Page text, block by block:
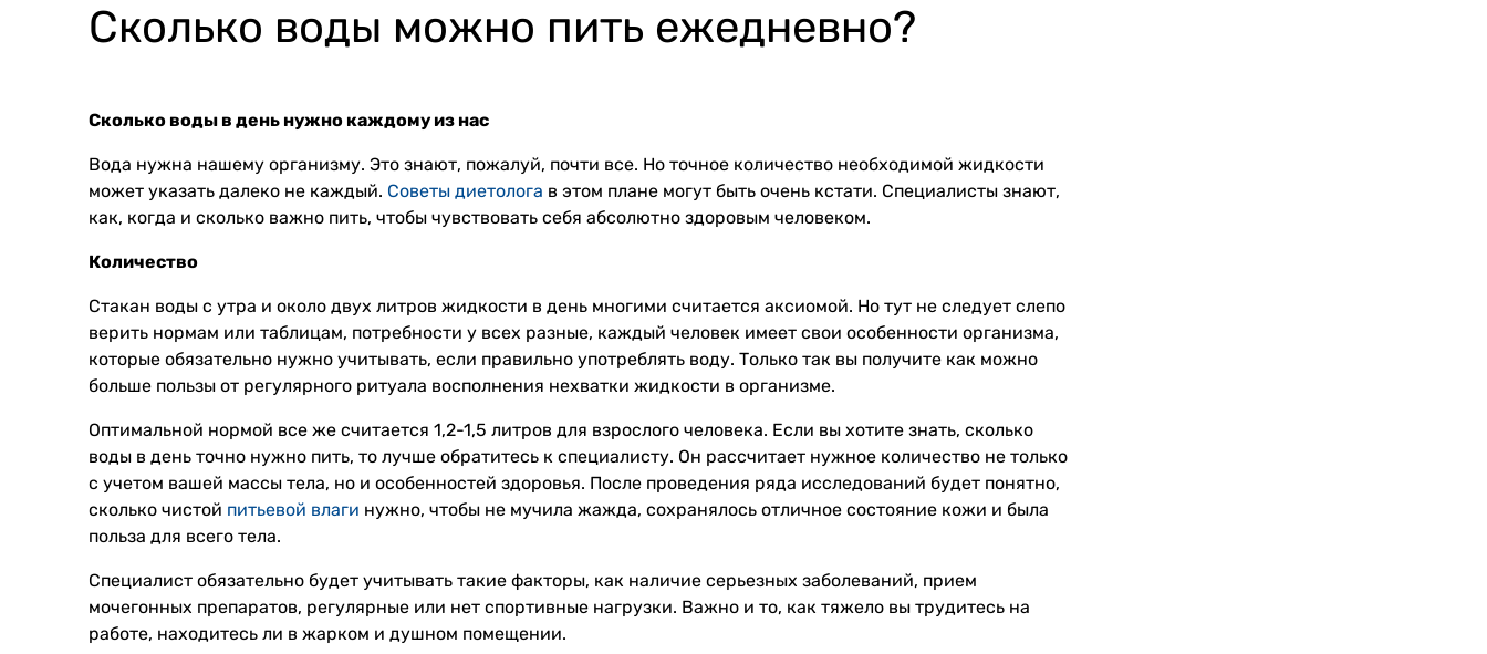
Сколько воды можно пить ежедневно?
Сколько воды в день нужно каждому из нас
Вода нужна нашему организму. Это знают, пожалуй, почти все. Но точное количество необходимой жидкости
может указать далеко не каждый. Советы диетолога в этом плане могут быть очень кстати. Специалисты знают,
как, когда и сколько важно пить, чтобы чувствовать себя абсолютно здоровым человеком.
Количество
Стакан воды с утра и около двух литров жидкости в день многими считается аксиомой. Но тут не следует слепо
верить нормам или таблицам, потребности у всех разные, каждый человек имеет свои особенности организма,
которые обязательно нужно учитывать, если правильно употреблять воду. Только так вы получите как можно
больше пользы от регулярного ритуала восполнения нехватки жидкости в организме.
Оптимальной нормой все же считается 1,2-1,5 литров для взрослого человека. Если вы хотите знать, сколько
воды в день точно нужно пить, то лучше обратитесь к специалисту. Он рассчитает нужное количество не только
с учетом вашей массы тела, но и особенностей здоровья. После проведения ряда исследований будет понятно,
сколько чистой питьевой влаги нужно, чтобы не мучила жажда, сохранялось отличное состояние кожи и была
польза для всего тела.
Специалист обязательно будет учитывать такие факторы, как наличие серьезных заболеваний, прием
мочегонных препаратов, регулярные или нет спортивные нагрузки. Важно и то, как тяжело вы трудитесь на
работе, находитесь ли в жарком и душном помещении.